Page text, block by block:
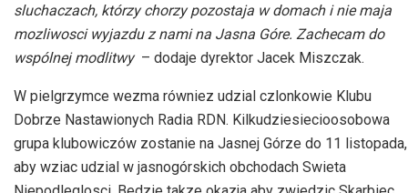
sluchaczach, którzy chorzy pozostaja w domach i nie maja
mozliwosci wyjazdu z nami na Jasna Góre. Zachecam do
wspólnej modlitwy – dodaje dyrektor Jacek Miszczak.
W pielgrzymce wezma równiez udzial czlonkowie Klubu
Dobrze Nastawionych Radia RDN. Kilkudziesiecioosobowa
grupa klubowiczów zostanie na Jasnej Górze do 11 listopada,
aby wziac udzial w jasnogórskich obchodach Swieta